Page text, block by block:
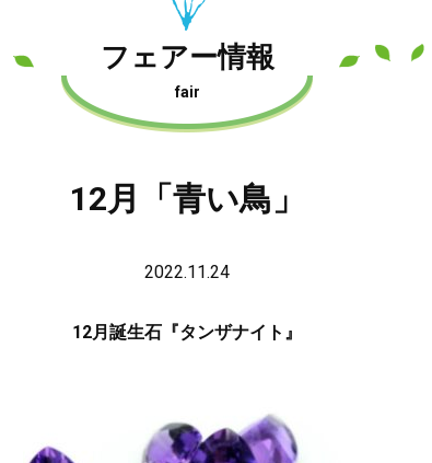
フェアー情報
fair
12月「青い鳥」
2022.11.24
12月誕生石『タンザナイト』